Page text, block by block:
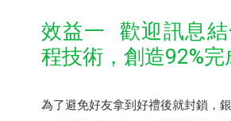
效益一 歡迎訊息
程技術，創造92%完
為了避免好友拿到好禮後就封鎖，